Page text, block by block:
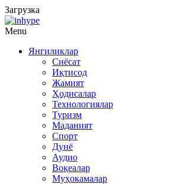
Загрузка
Menu
Янгиликлар
Сиёсат
Иқтисод
Жамият
Ҳодисалар
Технологиялар
Туризм
Маданият
Спорт
Дунё
Аудио
Воқеалар
Муҳокамалар